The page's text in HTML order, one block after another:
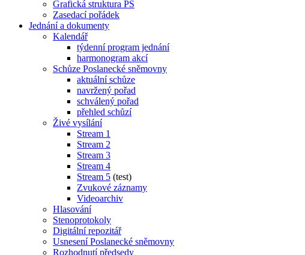
Grafická struktura PS
Zasedací pořádek
Jednání a dokumenty
Kalendář
týdenní program jednání
harmonogram akcí
Schůze Poslanecké sněmovny
aktuální schůze
navržený pořad
schválený pořad
přehled schůzí
Živé vysílání
Stream 1
Stream 2
Stream 3
Stream 4
Stream 5 (test)
Zvukové záznamy
Videoarchiv
Hlasování
Stenoprotokoly
Digitální repozitář
Usnesení Poslanecké sněmovny
Rozhodnutí předsedy